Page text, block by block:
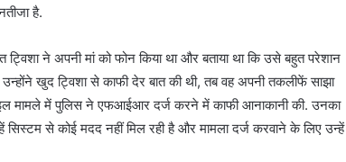
है.
ट्विशा ने अपनी मां को फोन किया था और बताया था कि उसे बहुत परेशान
खुद ट्विशा से काफी देर बात की थी, तब वह अपनी तकलीफें साझा
मामले में पुलिस ने एफआईआर दर्ज करने में काफी आनाकानी की. उनका
से कोई मदद नहीं मिल रही है और मामला दर्ज करवाने के लिए उन्हें